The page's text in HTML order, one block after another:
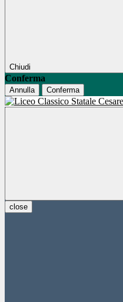
Chiudi
Conferma
Annulla Conferma
close